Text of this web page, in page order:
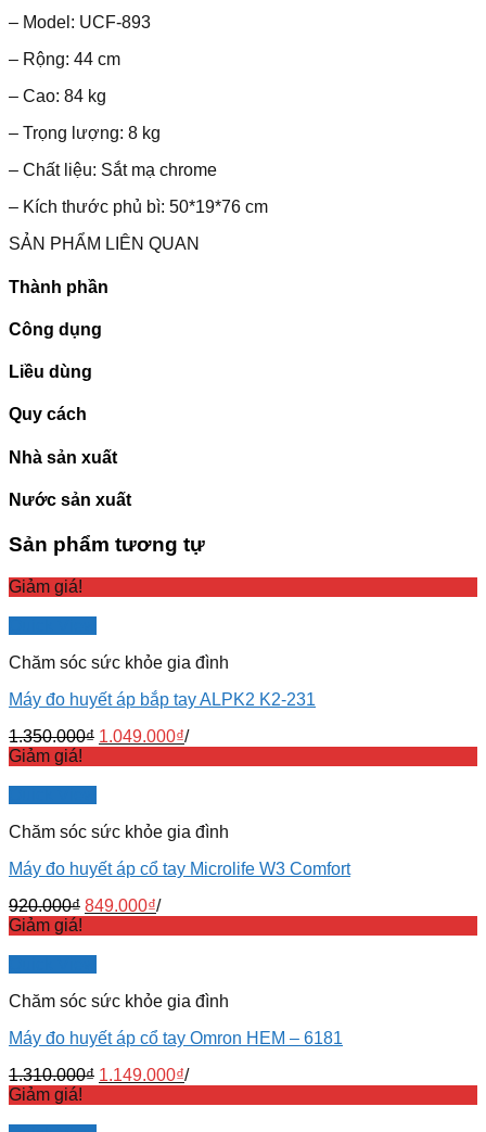
– Model: UCF-893
– Rộng: 44 cm
– Cao: 84 kg
– Trọng lượng: 8 kg
– Chất liệu: Sắt mạ chrome
– Kích thước phủ bì: 50*19*76 cm
SẢN PHẨM LIÊN QUAN
Thành phần
Công dụng
Liều dùng
Quy cách
Nhà sản xuất
Nước sản xuất
Sản phẩm tương tự
Giảm giá!
Chăm sóc sức khỏe gia đình
Máy đo huyết áp bắp tay ALPK2 K2-231
1.350.000₫ 1.049.000₫/
Giảm giá!
Chăm sóc sức khỏe gia đình
Máy đo huyết áp cổ tay Microlife W3 Comfort
920.000₫ 849.000₫/
Giảm giá!
Chăm sóc sức khỏe gia đình
Máy đo huyết áp cổ tay Omron HEM – 6181
1.310.000₫ 1.149.000₫/
Giảm giá!